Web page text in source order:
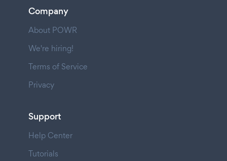
Company
About POWR
We're hiring!
Terms of Service
Privacy
Support
Help Center
Tutorials